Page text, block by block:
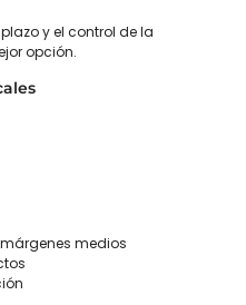
y el control de la
opción.
medios